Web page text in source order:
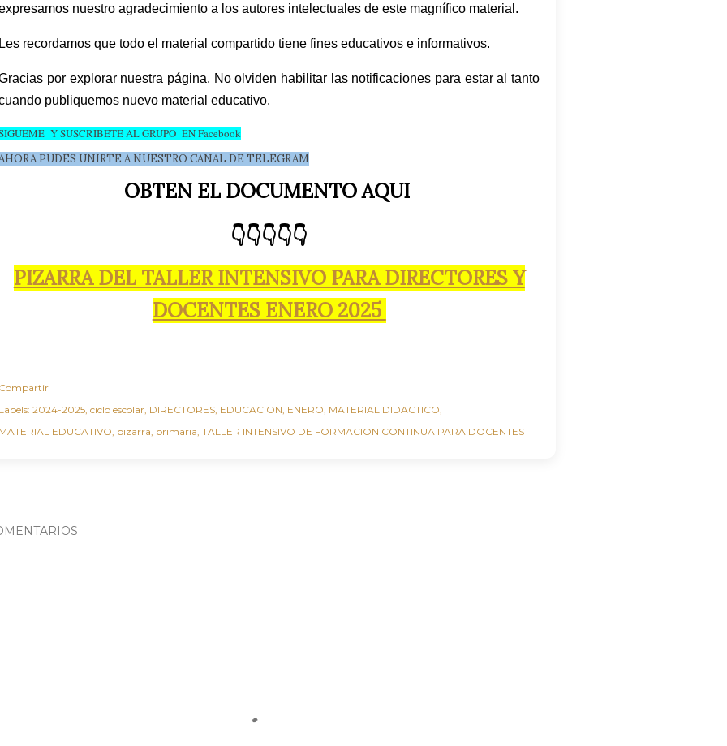
nuestro agradecimiento a los autores intelectuales de este magnífico material.
recordamos que todo el material compartido tiene fines educativos e informativos.
por explorar nuestra página. No olviden habilitar las notificaciones para estar al tanto
publiquemos nuevo material educativo.
Y SUSCRIBETE AL GRUPO EN Facebook
PUDES UNIRTE A NUESTRO CANAL DE TELEGRAM
OBTEN EL DOCUMENTO AQUI
👇👇👇👇👇
PIZARRA DEL TALLER INTENSIVO PARA DIRECTORES Y
DOCENTES ENERO 2025
2024-2025 ciclo escolar DIRECTORES EDUCACION ENERO MATERIAL DIDACTICO
EDUCATIVO pizarra primaria TALLER INTENSIVO DE FORMACION CONTINUA PARA DOCENTES